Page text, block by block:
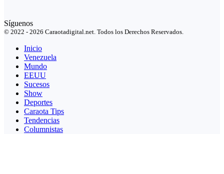
Síguenos
© 2022 - 2026 Caraotadigital.net. Todos los Derechos Reservados.
Inicio
Venezuela
Mundo
EEUU
Sucesos
Show
Deportes
Caraota Tips
Tendencias
Columnistas